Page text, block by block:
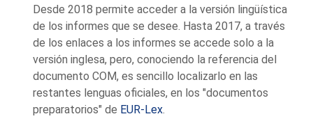
Desde 2018 permite acceder a la versión lingüística
de los informes que se desee. Hasta 2017, a través
de los enlaces a los informes se accede solo a la
versión inglesa, pero, conociendo la referencia del
documento COM, es sencillo localizarlo en las
restantes lenguas oficiales, en los "documentos
preparatorios" de EUR-Lex